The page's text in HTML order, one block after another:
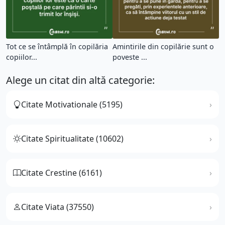
Tot ce se întâmplă în copilăria
copiilor...
Amintirile din copilărie sunt o
poveste ...
Alege un citat din altă categorie:
Citate Motivationale (5195)
Citate Spiritualitate (10602)
Citate Crestine (6161)
Citate Viata (37550)